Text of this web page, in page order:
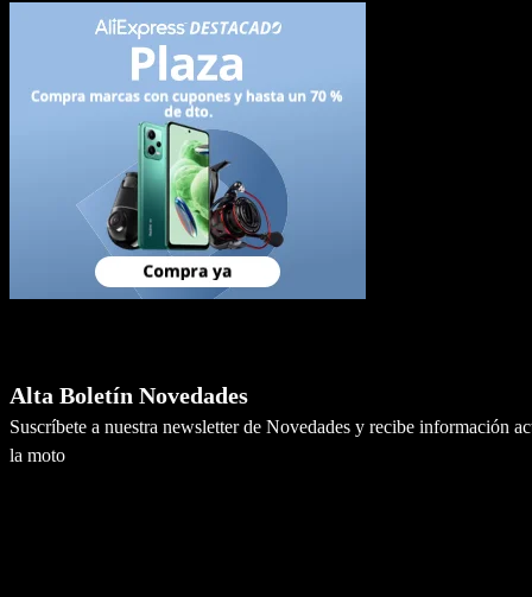
Alta Boletín Novedades
Suscríbete a nuestra newsletter de Novedades y recibe información
la moto